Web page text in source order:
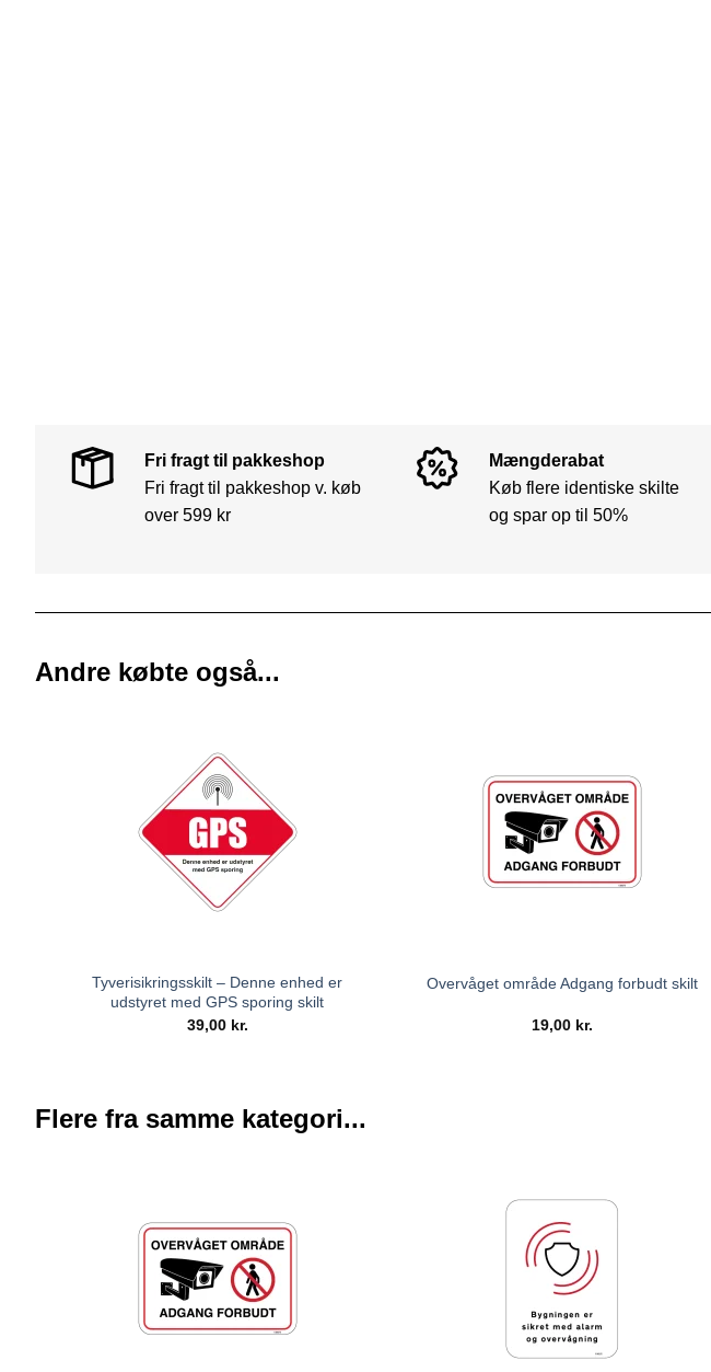
Fri fragt til pakkeshop
Fri fragt til pakkeshop v. køb
over 599 kr
Mængderabat
Køb flere identiske skilte
og spar op til 50%
Andre købte også...
Tyverisikringsskilt – Denne enhed er
udstyret med GPS sporing skilt
39,00 kr.
Overvåget område Adgang forbudt skilt
19,00 kr.
Flere fra samme kategori...